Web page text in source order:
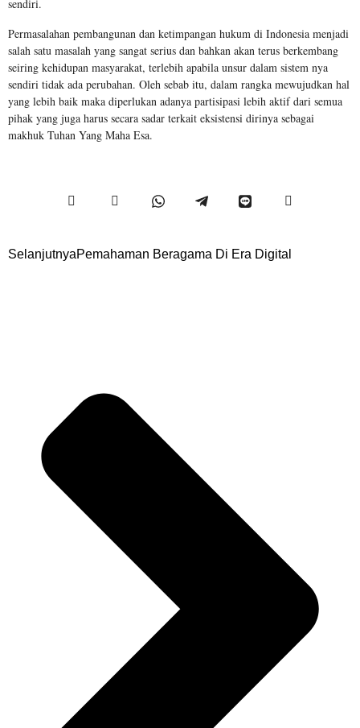
sendiri.
Permasalahan pembangunan dan ketimpangan hukum di Indonesia menjadi
salah satu masalah yang sangat serius dan bahkan akan terus berkembang
seiring kehidupan masyarakat, terlebih apabila unsur dalam sistem nya
sendiri tidak ada perubahan. Oleh sebab itu, dalam rangka mewujudkan hal
yang lebih baik maka diperlukan adanya partisipasi lebih aktif dari semua
pihak yang juga harus secara sadar terkait eksistensi dirinya sebagai
makhuk Tuhan Yang Maha Esa.
SelanjutnyaPemahaman Beragama Di Era Digital